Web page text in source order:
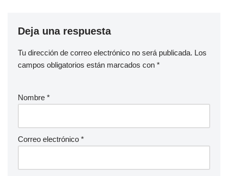
Deja una respuesta
Tu dirección de correo electrónico no será publicada. Los
campos obligatorios están marcados con *
Nombre *
Correo electrónico *